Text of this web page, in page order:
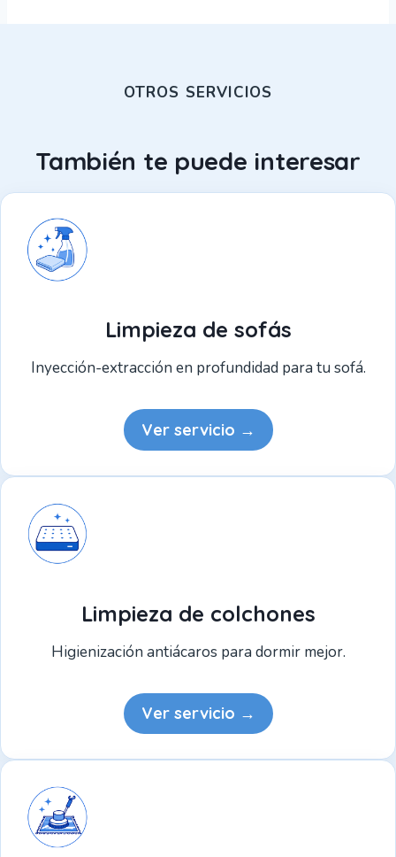
OTROS SERVICIOS
También te puede interesar
Limpieza de sofás
Inyección-extracción en profundidad para tu sofá.
Ver servicio →
Limpieza de colchones
Higienización antiácaros para dormir mejor.
Ver servicio →